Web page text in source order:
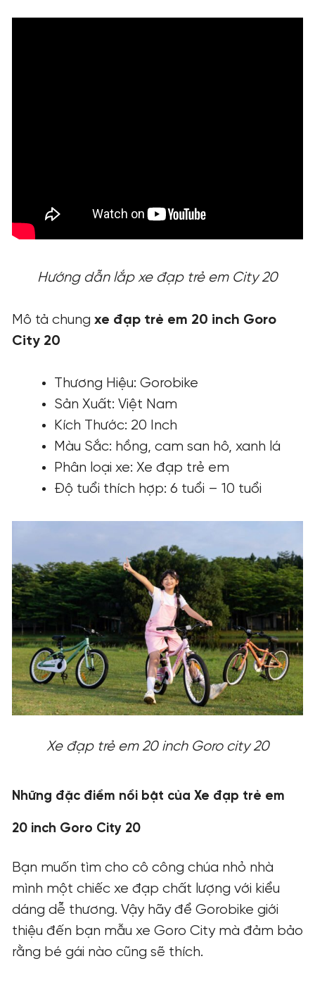
Hướng dẫn lắp xe đạp trẻ em City 20
Mô tả chung xe đạp trẻ em 20 inch Goro
City 20
Thương Hiệu: Gorobike
Sản Xuất: Việt Nam
Kích Thước: 20 Inch
Màu Sắc: hồng, cam san hô, xanh lá
Phân loại xe: Xe đạp trẻ em
Độ tuổi thích hợp: 6 tuổi – 10 tuổi
Xe đạp trẻ em 20 inch Goro city 20
Những đặc điểm nổi bật của Xe đạp trẻ em
20 inch Goro City 20
Bạn muốn tìm cho cô công chúa nhỏ nhà
mình một chiếc xe đạp chất lượng với kiểu
dáng dễ thương. Vậy hãy để Gorobike giới
thiệu đến bạn mẫu xe Goro City mà đảm bảo
rằng bé gái nào cũng sẽ thích.